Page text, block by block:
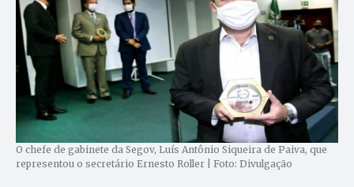
O chefe de gabinete da Segov, Luís Antônio Siqueira de Paiva, que
representou o secretário Ernesto Roller | Foto: Divulgação